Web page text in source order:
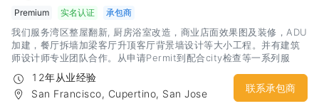
Premium
实名认证 承包商
我们服务湾区整屋翻新, 厨房浴室改造，商业店面效果图及装修，ADU
加建，餐厅拆墙加梁客厅升顶客厅背景墙设计等大小工程。并有建筑
师设计师专业团队合作。从申请Permit到配合city检查等一系列服
务。 我们有着丰富的经验和精工求细的施工团队，相信定会给你一个
建设性的沟通和满意的合作
12年从业经验
San Francisco, Cupertino, San Jose
联系承包商